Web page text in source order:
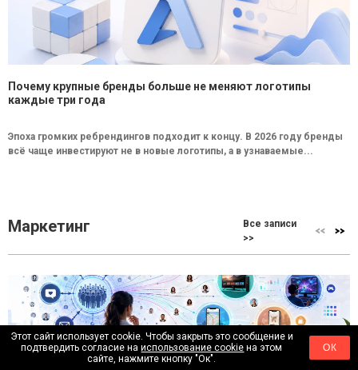
Почему крупные бренды больше не меняют логотипы
каждые три года
Эпоха громких ребрендингов подходит к концу. В 2026 году бренды
всё чаще инвестируют не в новые логотипы, а в узнаваемые...
Маркетинг
Все записи
>>
Где искать аудиторию, когда классические инструменты
Этот сайт использует cookie. Чтобы закрыть это сообщение и
подтвердить согласие наиспользование cookie на этом
сайте, нажмите кнопку "Ок".
ОК